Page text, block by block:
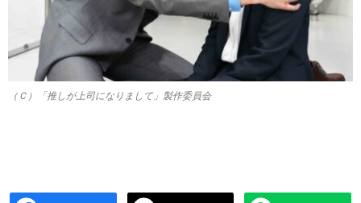
（Ｃ）「推しが上司になりまして」製作委員会